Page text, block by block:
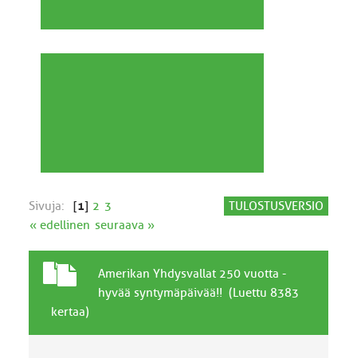
TULOSTUSVERSIO
Sivuja: [1] 2 3
« edellinen seuraava »
a
l
A
i
Amerikan Yhdysvallat 250 vuotta -
hyvää syntymäpäivää!! (Luettu 8383
kertaa)